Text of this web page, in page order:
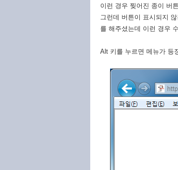
이런 경우 찢어진 종이 버
그런데 버튼이 표시되지
를 해주셨는데 이런 경우
Alt 키를 누르면 메뉴가 등